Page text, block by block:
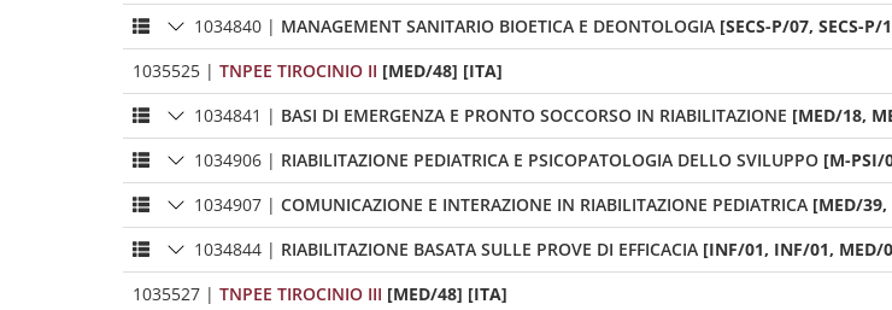
1034840 | MANAGEMENT SANITARIO BIOETICA E DEONTOLOGIA [SECS-P/07, SECS-
1035525 | TNPEE TIROCINIO II [MED/48] [ITA]
1034841 | BASI DI EMERGENZA E PRONTO SOCCORSO IN RIABILITAZIONE [MED/18,
1034906 | RIABILITAZIONE PEDIATRICA E PSICOPATOLOGIA DELLO SVILUPPO [M-PSI/
1034907 | COMUNICAZIONE E INTERAZIONE IN RIABILITAZIONE PEDIATRICA [MED/
1034844 | RIABILITAZIONE BASATA SULLE PROVE DI EFFICACIA [INF/01, INF/01, MED/
1035527 | TNPEE TIROCINIO III [MED/48] [ITA]